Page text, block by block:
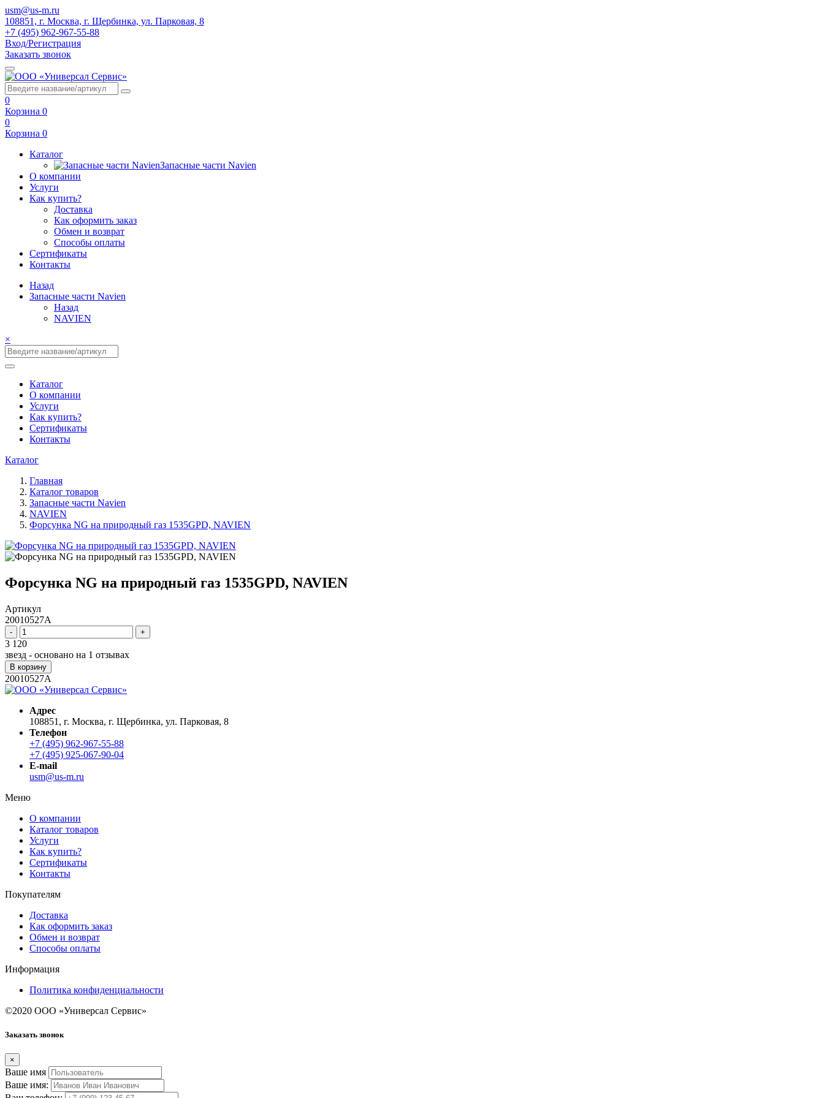
usm@us-m.ru
108851, г. Москва, г. Щербинка, ул. Парковая, 8
+7 (495) 962-967-55-88
Вход/Регистрация
Заказать звонок
0
Корзина 0
0
Корзина 0
Каталог
Запасные части Navien
О компании
Услуги
Как купить?
Доставка
Как оформить заказ
Обмен и возврат
Способы оплаты
Сертификаты
Контакты
Назад
Запасные части Navien
Назад
NAVIEN
×
Каталог
О компании
Услуги
Как купить?
Сертификаты
Контакты
Каталог
Главная
Каталог товаров
Запасные части Navien
NAVIEN
Форсунка NG на природный газ 1535GPD, NAVIEN
Форсунка NG на природный газ 1535GPD, NAVIEN
Артикул
20010527A
- +
3 120
звезд - основано на 1 отзывах
В корзину
20010527A
Адрес
108851, г. Москва, г. Щербинка, ул. Парковая, 8
Телефон
+7 (495) 962-967-55-88
+7 (495) 925-067-90-04
E-mail
usm@us-m.ru
Меню
О компании
Каталог товаров
Услуги
Как купить?
Сертификаты
Контакты
Покупателям
Доставка
Как оформить заказ
Обмен и возврат
Способы оплаты
Информация
Политика конфиденциальности
©2020 ООО «Универсал Сервис»
Заказать звонок
×
Ваше имя
Ваше имя: